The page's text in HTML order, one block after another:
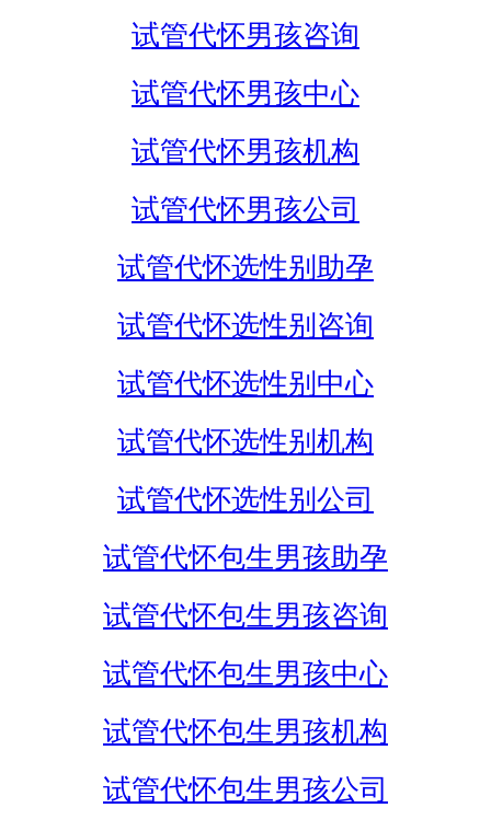
试管代怀男孩咨询
试管代怀男孩中心
试管代怀男孩机构
试管代怀男孩公司
试管代怀选性别助孕
试管代怀选性别咨询
试管代怀选性别中心
试管代怀选性别机构
试管代怀选性别公司
试管代怀包生男孩助孕
试管代怀包生男孩咨询
试管代怀包生男孩中心
试管代怀包生男孩机构
试管代怀包生男孩公司